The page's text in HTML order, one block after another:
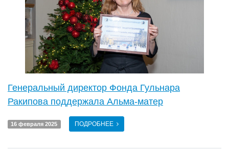
Генеральный директор Фонда Гульнара
Ракипова поддержала Альма-матер
16 февраля 2025 ПОДРОБНЕЕ